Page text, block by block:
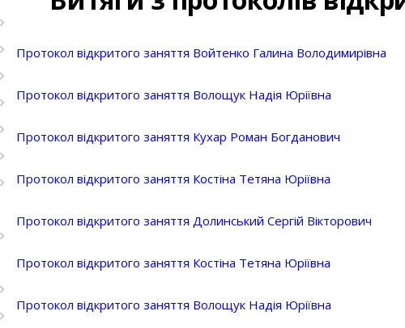
Протокол відкритого заняття Войтенко Галина Володимирівна
Протокол відкритого заняття Волощук Надія Юріївна
Протокол відкритого заняття Кухар Роман Богданович
Протокол відкритого заняття Костіна Тетяна Юріївна
Протокол відкритого заняття Долинський Сергій Вікторович
Протокол відкритого заняття Костіна Тетяна Юріївна
Протокол відкритого заняття Волощук Надія Юріївна